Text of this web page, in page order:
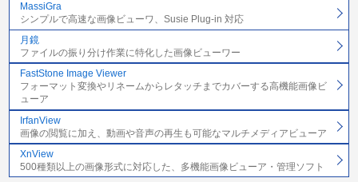
MassiGra
シンプルで高速な画像ビューワ、Susie Plug-in 対応
月鏡
ファイルの振り分け作業に特化した画像ビューワー
FastStone Image Viewer
フォーマット変換やリネームからレタッチまでカバーする高機能画像ビ
ューア
IrfanView
画像の閲覧に加え、動画や音声の再生も可能なマルチメディアビューア
XnView
500種類以上の画像形式に対応した、多機能画像ビューア・管理ソフト